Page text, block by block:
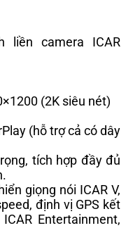
liền camera ICAR
(2K siêu nét)
(hỗ trợ cả có dây
tích hợp đầy đủ
giọng nói ICAR V,
định vị GPS kết
Entertainment,